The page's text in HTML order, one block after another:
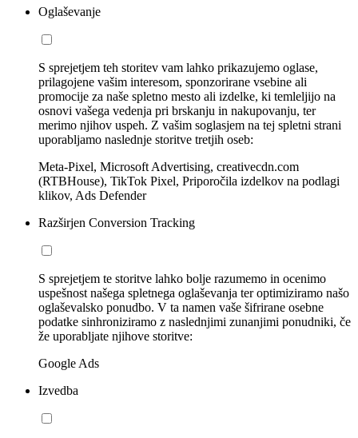
Oglaševanje
S sprejetjem teh storitev vam lahko prikazujemo oglase,
prilagojene vašim interesom, sponzorirane vsebine ali
promocije za naše spletno mesto ali izdelke, ki temleljijo na
osnovi vašega vedenja pri brskanju in nakupovanju, ter
merimo njihov uspeh. Z vašim soglasjem na tej spletni strani
uporabljamo naslednje storitve tretjih oseb:
Meta-Pixel, Microsoft Advertising, creativecdn.com
(RTBHouse), TikTok Pixel, Priporočila izdelkov na podlagi
klikov, Ads Defender
Razširjen Conversion Tracking
S sprejetjem te storitve lahko bolje razumemo in ocenimo
uspešnost našega spletnega oglaševanja ter optimiziramo našo
oglaševalsko ponudbo. V ta namen vaše šifrirane osebne
podatke sinhroniziramo z naslednjimi zunanjimi ponudniki, če
že uporabljate njihove storitve:
Google Ads
Izvedba